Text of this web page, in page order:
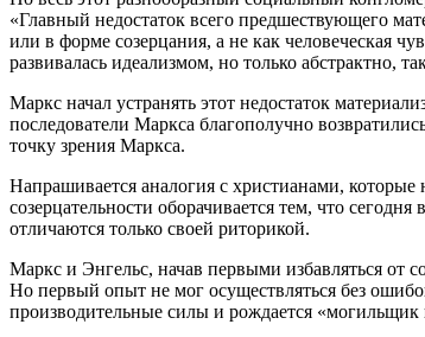
«Главный недостаток всего предшествующего
или в форме созерцания, а не как человеческая
развивалась идеализмом, но только абстрактно,
Маркс начал устранять этот недостаток
последователи Маркса благополучно
точку зрения Маркса.
Напрашивается аналогия с христианами,
созерцательности оборачивается тем, что
отличаются только своей риторикой.
Маркс и Энгельс, начав первыми избавляться от
Но первый опыт не мог осуществляться без
производительные силы и рождается «могильщик